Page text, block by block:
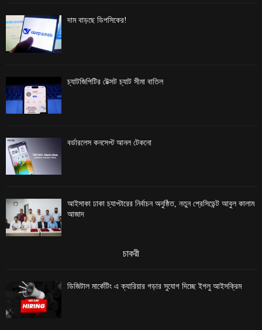
দাম বাড়ছে ডিপসিকের!
চ্যাটজিপিটির টেক্সট চ্যাট সীমা বাতিল
বর্ডারলেস কনসেপ্ট আনল টেকনো
আইসাকা ঢাকা চ্যাপ্টারের নির্বাচন অনুষ্ঠিত, নতুন প্রেসিডেন্ট আবুল কালাম
আজাদ
চাকরী
ডিজিটাল মার্কেটিং এ ক্যারিয়ার গড়ার সুযোগ দিচ্ছে ইগলু আইসক্রিম